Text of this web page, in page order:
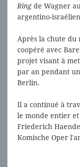
Ringde Wagner
argentino-
Après la chute du
coopéré avec
projet visant à
par an pendant
Berlin.
Il a continué à
le monde entier et
Friederich
Komische Oper